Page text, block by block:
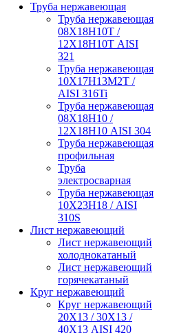
Труба нержавеющая
Труба нержавеющая
08Х18Н10Т /
12Х18Н10Т AISI
321
Труба нержавеющая
10Х17Н13М2Т /
AISI 316Ti
Труба нержавеющая
08Х18Н10 /
12Х18Н10 AISI 304
Труба нержавеющая
профильная
Труба
электросварная
Труба нержавеющая
10Х23Н18 / AISI
310S
Лист нержавеющий
Лист нержавеющий
холоднокатаный
Лист нержавеющий
горячекатаный
Круг нержавеющий
Круг нержавеющий
20Х13 / 30Х13 /
40Х13 AISI 420